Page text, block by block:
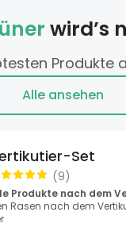
wird’s
Produkte
Alle ansehen
(9)
Set
Produkte nach dem
Rasen nach dem